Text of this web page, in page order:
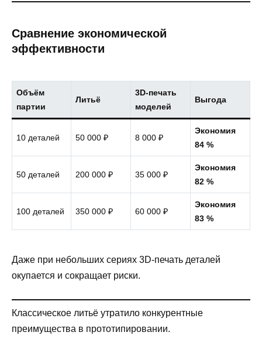
Сравнение экономической
эффективности
Объём
партии
Литьё
3D-печать
моделей
Выгода
10 деталей 50 000 ₽ 8 000 ₽
Экономия
84 %
50 деталей 200 000 ₽ 35 000 ₽
Экономия
82 %
100 деталей 350 000 ₽ 60 000 ₽
Экономия
83 %
Даже при небольших сериях 3D-печать деталей
окупается и сокращает риски.
Классическое литьё утратило конкурентные
преимущества в прототипировании.